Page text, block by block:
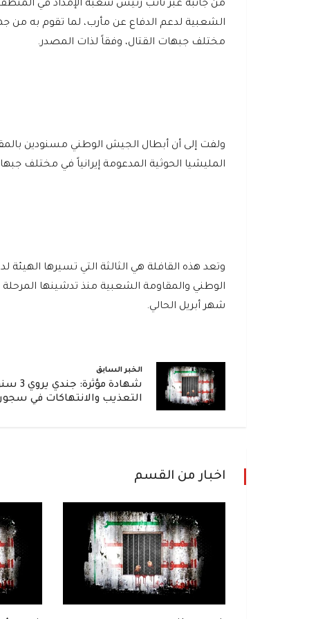
من جانبه عبر نائب رئيس شعبة الإمداد في
الشعبية لدعم الدفاع عن مأرب، لما تقوم به
مختلف جبهات القتال، وفقاً لذات المصدر.
ولفت إلى أن أبطال الجيش الوطني مسنودين
المليشيا الحوثية المدعومة إيرانياً في مختلف
وتعد هذه القافلة هي الثالثة التي تسيرها
الوطني والمقاومة الشعبية منذ تدشينها المرحلة
شهر أبريل الحالي.
الخبر السابق
شهادة
التعذيب والانتهاكات في
اخبار من القسم